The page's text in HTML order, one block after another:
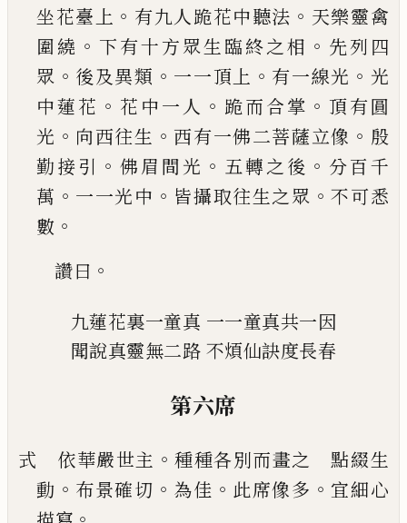
坐花臺上 。 有九人跪花中聽法 。 天樂靈禽
圍繞 。 下有十方眾生臨終之相 。 先列四
眾 。 後及異類 。 一一頂上 。 有一線光 。 光
中蓮花 。 花中一人 。 跪而合掌 。 頂有圓
光 。 向西往生 。 西有一佛二菩薩立像 。 殷
勤接引 。 佛眉間光 。 五轉之後 。 分百千
萬 。 一一光中 。 皆攝取往生之眾 。不可悉
數 。
讚曰 。
九蓮花裏一童真 一一童真共一因
聞說真靈無二路 不煩仙訣度長春
第六席
式 依華嚴世主 。種種各別而畫之 點綴生
動 。 布景確切 。 為佳 。 此席像多 。 宜細心